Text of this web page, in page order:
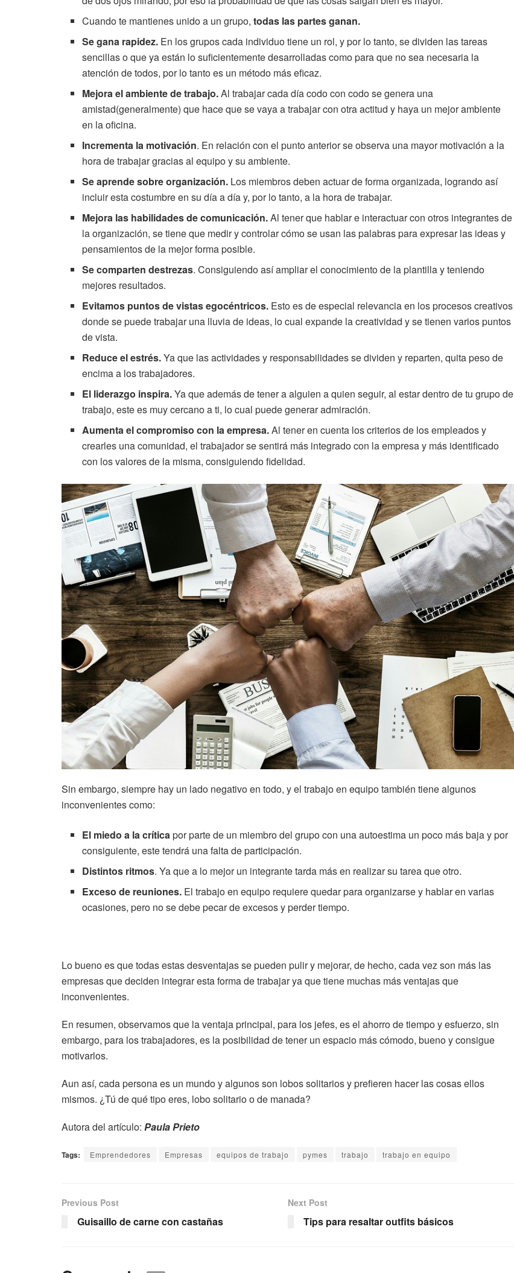
Cuando te mantienes unido a un grupo,todas las partes ganan.
Se gana rapidez. En los grupos cada individuo tiene un rol, y por lo tanto, se dividen las tareas
sencillas o que ya están lo suficientemente desarrolladas como para que no sea necesaria la
atención de todos, por lo tanto es un método más eficaz.
Mejora el ambiente de trabajo.Al trabajar cada día codo con codo se genera una
amistad(generalmente) que hace que se vaya a trabajar con otra actitud y haya un mejor ambiente
en la oficina.
Incrementa la motivación. En relación con el punto anterior se observa una mayor motivación a la
hora de trabajar gracias al equipo y su ambiente.
Se aprende sobre organización. Los miembros deben actuar de forma organizada, logrando así
incluir esta costumbre en su día a día y, por lo tanto, a la hora de trabajar.
Mejora las habilidades de comunicación.Al tener que hablar e interactuar con otros integrantes de
la organización, se tiene que medir y controlar cómo se usan las palabras para expresar las ideas y
pensamientos de la mejor forma posible.
Se comparten destrezas. Consiguiendo así ampliar el conocimiento de la plantilla y teniendo
mejores resultados.
Evitamos puntos de vistas egocéntricos. Esto es de especial relevancia en los procesos creativos
donde se puede trabajar una lluvia de ideas, lo cual expande la creatividad y se tienen varios puntos
de vista.
Reduce el estrés.Ya que las actividades y responsabilidades se dividen y reparten, quita peso de
encima a los trabajadores.
El liderazgo inspira.Ya que además de tener a alguien a quien seguir, al estar dentro de tu grupo de
trabajo, este es muy cercano a ti, lo cual puede generar admiración.
Aumenta el compromiso con la empresa.Al tener en cuenta los criterios de los empleados y
crearles una comunidad, el trabajador se sentirá más integrado con la empresa y más identificado
con los valores de la misma, consiguiendo fidelidad.
Sin embargo, siempre hay un lado negativo en todo, y el trabajo en equipo también tiene algunos
inconvenientes como:
El miedo a la críticapor parte de un miembro del grupo con una autoestima un poco más baja y por
consiguiente, este tendrá una falta de participación.
Distintos ritmos. Ya que a lo mejor un integrante tarda más en realizar su tarea que otro.
Exceso de reuniones. El trabajo en equipo requiere quedar para organizarse y hablar en varias
ocasiones, pero no se debe pecar de excesos y perder tiempo.
Lo bueno es que todas estas desventajas se pueden pulir y mejorar, de hecho, cada vez son más las
empresas que deciden integrar esta forma de trabajar ya que tiene muchas más ventajas que
inconvenientes.
En resumen, observamos que la ventaja principal, para los jefes, es el ahorro de tiempo y esfuerzo, sin
embargo, para los trabajadores, es la posibilidad de tener un espacio más cómodo, bueno y consigue
motivarlos.
Aun así, cada persona es un mundo y algunos son lobos solitarios y prefieren hacer las cosas ellos
mismos. ¿Tú de qué tipo eres, lobo solitario o de manada?
Autora del artículo: Paula Prieto
Tags: Emprendedores Empresas equipos de trabajo pymes trabajo trabajo en equipo
Previous Post
Guisaillo de carne con castañas
Next Post
Tips para resaltar outfits básicos